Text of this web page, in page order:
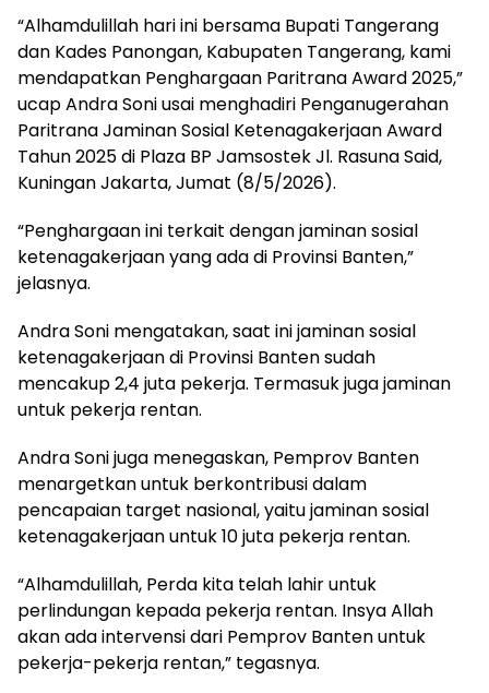
“Alhamdulillah hari ini bersama Bupati Tangerang
dan Kades Panongan, Kabupaten Tangerang, kami
mendapatkan Penghargaan Paritrana Award 2025,”
ucap Andra Soni usai menghadiri Penganugerahan
Paritrana Jaminan Sosial Ketenagakerjaan Award
Tahun 2025 di Plaza BP Jamsostek Jl. Rasuna Said,
Kuningan Jakarta, Jumat (8/5/2026).
“Penghargaan ini terkait dengan jaminan sosial
ketenagakerjaan yang ada di Provinsi Banten,”
jelasnya.
Andra Soni mengatakan, saat ini jaminan sosial
ketenagakerjaan di Provinsi Banten sudah
mencakup 2,4 juta pekerja. Termasuk juga jaminan
untuk pekerja rentan.
Andra Soni juga menegaskan, Pemprov Banten
menargetkan untuk berkontribusi dalam
pencapaian target nasional, yaitu jaminan sosial
ketenagakerjaan untuk 10 juta pekerja rentan.
“Alhamdulillah, Perda kita telah lahir untuk
perlindungan kepada pekerja rentan. Insya Allah
akan ada intervensi dari Pemprov Banten untuk
pekerja-pekerja rentan,” tegasnya.